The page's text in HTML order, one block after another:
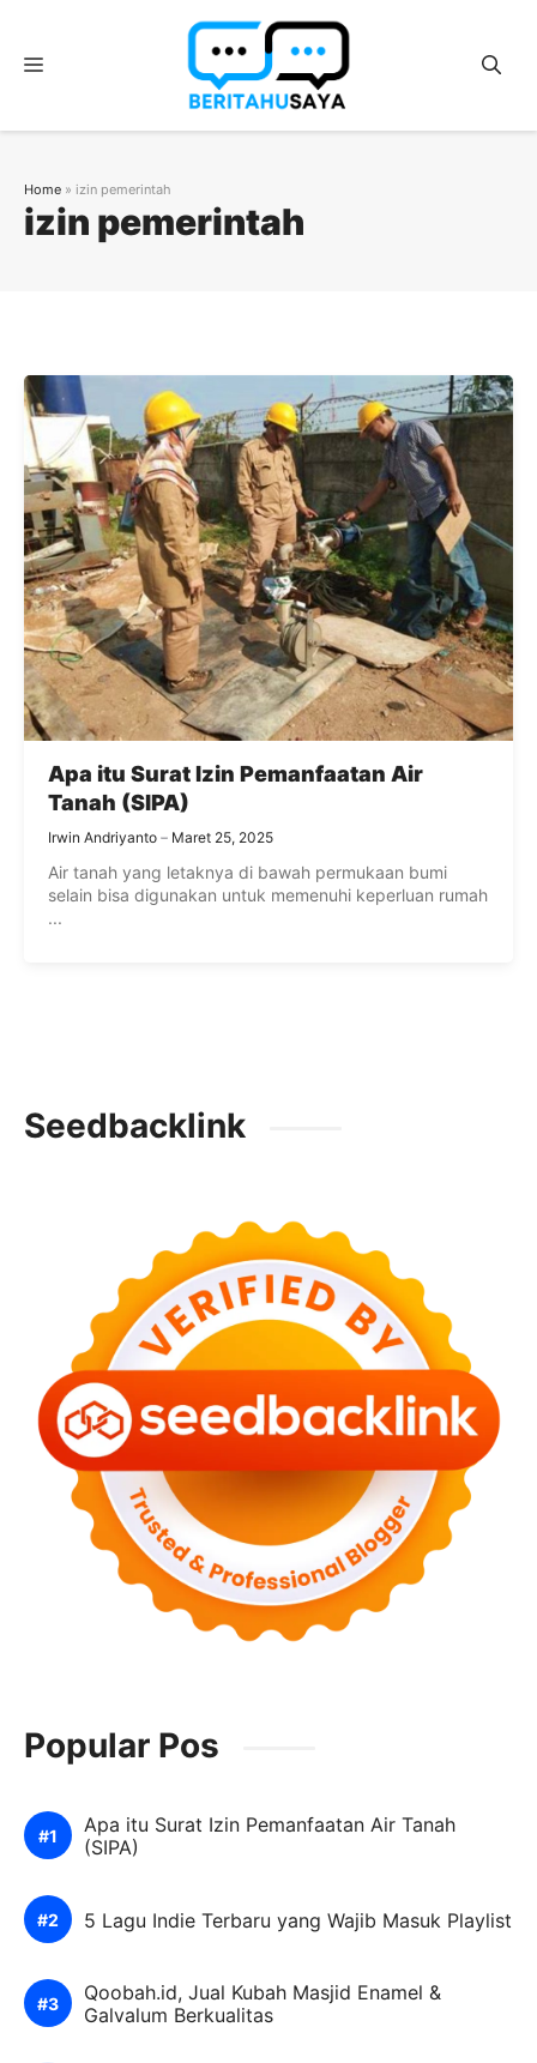
Menu
izin pemerintah
Home » izin pemerintah
Apa itu Surat Izin Pemanfaatan Air
Tanah (SIPA)
Irwin Andriyanto Maret 25, 2025
Air tanah yang letaknya di bawah permukaan bumi
selain bisa digunakan untuk memenuhi keperluan rumah
...
Seedbacklink
Popular Pos
Apa itu Surat Izin Pemanfaatan Air Tanah
(SIPA)
5 Lagu Indie Terbaru yang Wajib Masuk Playlist
Qoobah.id, Jual Kubah Masjid Enamel &
Galvalum Berkualitas